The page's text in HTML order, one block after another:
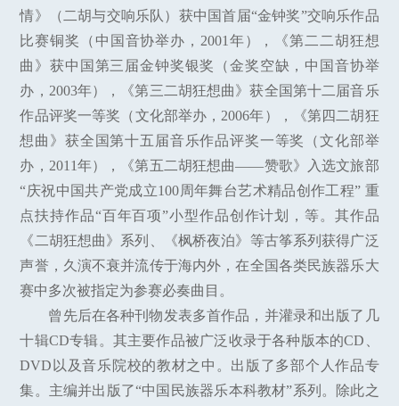
情》（二胡与交响乐队）获中国首届“金钟奖”交响乐作品
比赛铜奖（中国音协举办，2001年），《第二二胡狂想
曲》获中国第三届金钟奖银奖（金奖空缺，中国音协举
办，2003年），《第三二胡狂想曲》获全国第十二届音乐
作品评奖一等奖（文化部举办，2006年），《第四二胡狂
想曲》获全国第十五届音乐作品评奖一等奖（文化部举
办，2011年），《第五二胡狂想曲——赞歌》入选文旅部
“庆祝中国共产党成立100周年舞台艺术精品创作工程” 重
点扶持作品“百年百项”小型作品创作计划，等。其作品
《二胡狂想曲》系列、《枫桥夜泊》等古筝系列获得广泛
声誉，久演不衰并流传于海内外，在全国各类民族器乐大
赛中多次被指定为参赛必奏曲目。
曾先后在各种刊物发表多首作品，并灌录和出版了几
十辑CD专辑。其主要作品被广泛收录于各种版本的CD、
DVD以及音乐院校的教材之中。出版了多部个人作品专
集。主编并出版了“中国民族器乐本科教材”系列。除此之